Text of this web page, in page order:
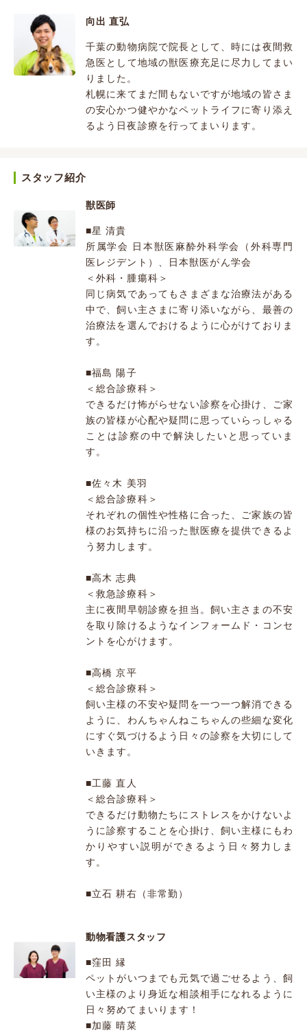
向出 直弘
千葉の動物病院で院長として、時には夜間救
急医として地域の獣医療充足に尽力してまい
りました。
札幌に来てまだ間もないですが地域の皆さま
の安心かつ健やかなペットライフに寄り添え
るよう日夜診療を行ってまいります。
スタッフ紹介
獣医師
■星 清貴
所属学会 日本獣医麻酔外科学会（外科専門
医レジデント）、日本獣医がん学会
＜外科・腫瘍科＞
同じ病気であってもさまざまな治療法がある
中で、飼い主さまに寄り添いながら、最善の
治療法を選んでおけるように心がけておりま
す。
■福島 陽子
＜総合診療科＞
できるだけ怖がらせない診察を心掛け、ご家
族の皆様が心配や疑問に思っていらっしゃる
ことは診察の中で解決したいと思っていま
す。
■佐々木 美羽
＜総合診療科＞
それぞれの個性や性格に合った、ご家族の皆
様のお気持ちに沿った獣医療を提供できるよ
う努力します。
■高木 志典
＜救急診療科＞
主に夜間早朝診療を担当。飼い主さまの不安
を取り除けるようなインフォームド・コンセ
ントを心がけます。
■高橋 京平
＜総合診療科＞
飼い主様の不安や疑問を一つ一つ解消できる
ように、わんちゃんねこちゃんの些細な変化
にすぐ気づけるよう日々の診察を大切にして
いきます。
■工藤 直人
＜総合診療科＞
できるだけ動物たちにストレスをかけないよ
うに診察することを心掛け、飼い主様にもわ
かりやすい説明ができるよう日々努力しま
す。
■立石 耕右（非常勤）
動物看護スタッフ
■窪田 縁
ペットがいつまでも元気で過ごせるよう、飼
い主様のより身近な相談相手になれるように
日々努めてまいります！
■加藤 晴菜